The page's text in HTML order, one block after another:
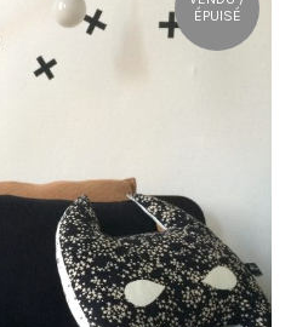
ÉPUISÉ